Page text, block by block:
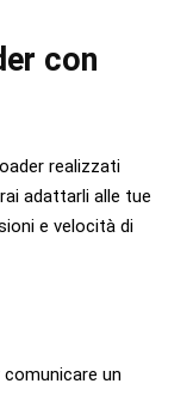
con
realizzati
adattarli alle tue
e velocità di
un